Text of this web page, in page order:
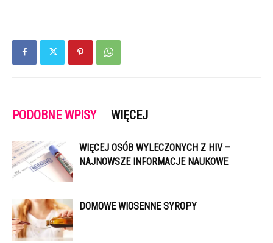
PODOBNE WPISY WIĘCEJ
WIĘCEJ OSÓB WYLECZONYCH Z HIV –
NAJNOWSZE INFORMACJE NAUKOWE
DOMOWE WIOSENNE SYROPY